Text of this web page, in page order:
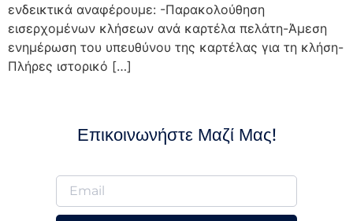
ενδεικτικά αναφέρουμε: -Παρακολούθηση
εισερχομένων κλήσεων ανά καρτέλα πελάτη-Άμεση
ενημέρωση του υπευθύνου της καρτέλας για τη κλήση-
Πλήρες ιστορικό […]
Επικοινωνήστε Μαζί Μας!